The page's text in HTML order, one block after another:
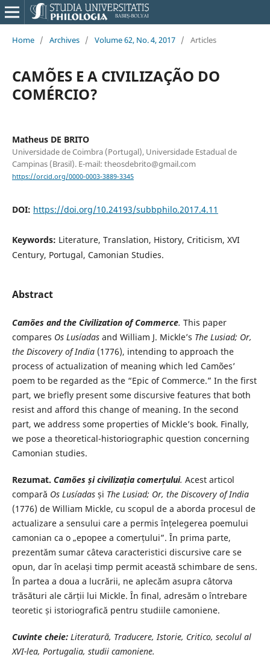
Home / Archives / Volume 62, No. 4, 2017 / Articles
CAMÕES E A CIVILIZAÇÃO DO
COMÉRCIO?
Matheus DE BRITO
Universidade de Coimbra (Portugal), Universidade Estadual de
Campinas (Brasil). E-mail: theosdebrito@gmail.com
https://orcid.org/0000-0003-3889-3345
DOI: https://doi.org/10.24193/subbphilo.2017.4.11
Keywords: Literature, Translation, History, Criticism, XVI
Century, Portugal, Camonian Studies.
Abstract
Camões and the Civilization of Commerce. This paper
compares Os Lusíadasand William J. Mickle’s The Lusiad; Or,
the Discovery of India(1776), intending to approach the
process of actualization of meaning which led Camões’
poem to be regarded as the “Epic of Commerce.” In the first
part, we briefly present some discursive features that both
resist and afford this change of meaning. In the second
part, we address some properties of Mickle’s book. Finally,
we pose a theoretical-historiographic question concerning
Camonian studies.
Rezumat. Camões și civilizația comerțului. Acest articol
compară Os Lusíadas și The Lusiad; Or, the Discovery of India
(1776) de William Mickle, cu scopul de a aborda procesul de
actualizare a sensului care a permis înțelegerea poemului
camonian ca o „epopee a comerțului”. În prima parte,
prezentăm sumar câteva caracteristici discursive care se
opun, dar în același timp permit această schimbare de sens.
În partea a doua a lucrării, ne aplecăm asupra câtorva
trăsături ale cărții lui Mickle. În final, adresăm o întrebare
teoretic și istoriografică pentru studiile camoniene.
Cuvinte cheie:Literatură, Traducere, Istorie, Critico, secolul al
XVI-lea, Portugalia, studii camoniene.